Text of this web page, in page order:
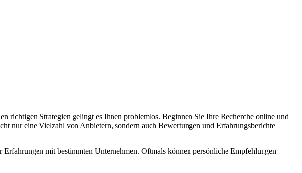
richtigen Strategien gelingt es Ihnen problemlos. Beginnen Sie Ihre Recherche online und
nur eine Vielzahl von Anbietern, sondern auch Bewertungen und Erfahrungsberichte
mit bestimmten Unternehmen. Oftmals können persönliche Empfehlungen